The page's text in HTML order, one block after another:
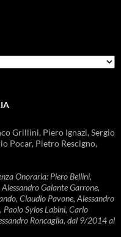
Grillini, Piero Ignazi, Sergio
Pocar, Pietro Rescigno,
Onoraria: Piero Bellini,
Galante Garrone,
Claudio Pavone, Alessandro
Paolo Sylos Labini, Carlo
Roncaglia, dal 9/2014 al